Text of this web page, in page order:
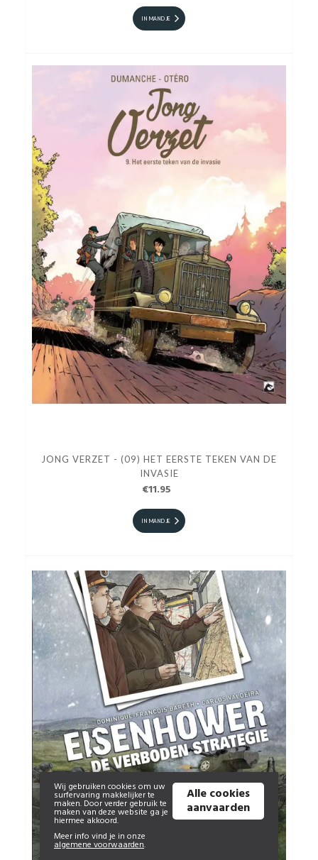
IN MANDJE
JONG VERZET - (09) HET EERSTE TEKEN VAN DE
INVASIE
€11.95
IN MANDJE
Wij gebruiken cookies om uw
surfervaring makkelijker te
maken. Door verder gebruik te
maken van deze website ga je
hiermee akkoord.
Meer info vind je in onze
algemene voorwaarden.
Alle cookies
aanvaarden